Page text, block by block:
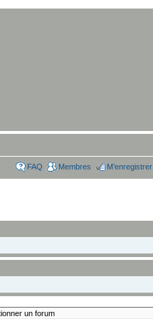
FAQ Membres M’enregistrer